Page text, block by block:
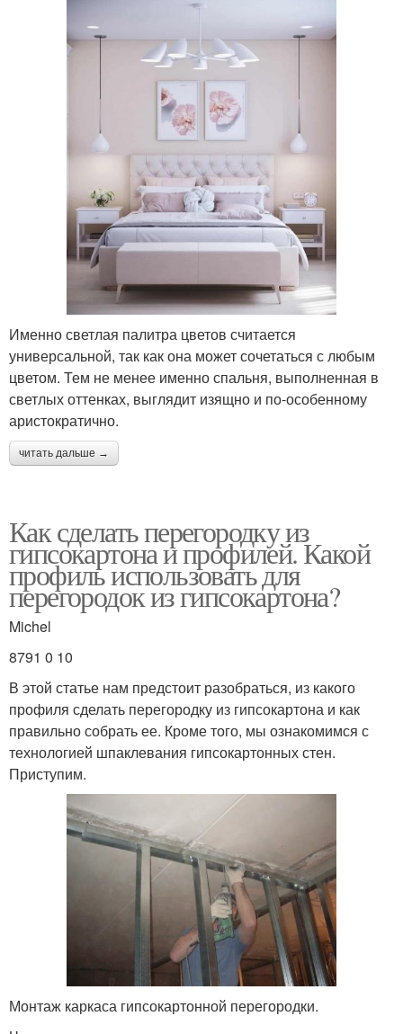
Именно светлая палитра цветов считается
универсальной, так как она может сочетаться с любым
цветом. Тем не менее именно спальня, выполненная в
светлых оттенках, выглядит изящно и по-особенному
аристократично.
читать дальше →
Как сделать перегородку из
гипсокартона и профилей. Какой
профиль использовать для
перегородок из гипсокартона?
Michel
8791 0 10
В этой статье нам предстоит разобраться, из какого
профиля сделать перегородку из гипсокартона и как
правильно собрать ее. Кроме того, мы ознакомимся с
технологией шпаклевания гипсокартонных стен.
Приступим.
Монтаж каркаса гипсокартонной перегородки.